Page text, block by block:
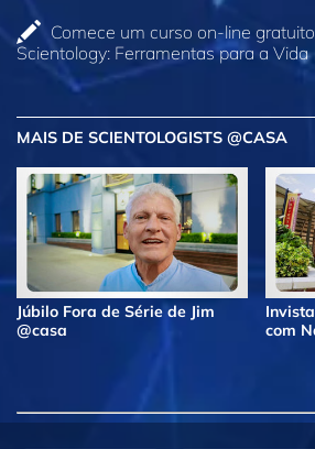
Comece um curso on‑line
Scientology: Ferramentas para a Vida
MAIS DE SCIENTOLOGISTS @CASA
Júbilo Fora de Série de Jim
@casa
com